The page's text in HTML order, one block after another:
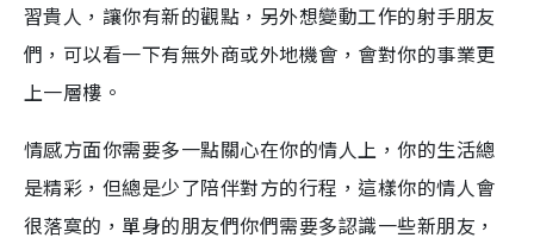
習貴人，讓你有新的觀點，另外想變動工作的射手朋友
們，可以看一下有無外商或外地機會，會對你的事業更
上一層樓。
情感方面你需要多一點關心在你的情人上，你的生活總
是精彩，但總是少了陪伴對方的行程，這樣你的情人會
很落寞的，單身的朋友們你們需要多認識一些新朋友，